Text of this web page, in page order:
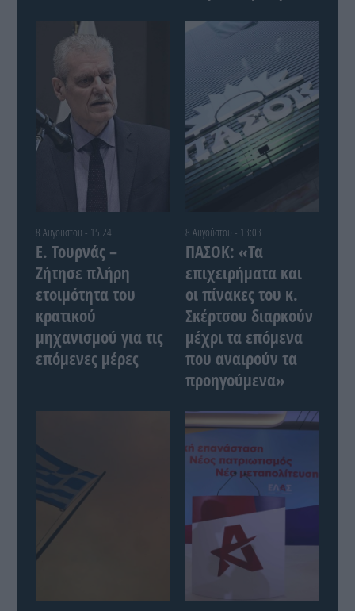
8 Αυγούστου - 15:24
Ε. Τουρνάς –
Ζήτησε πλήρη
ετοιμότητα του
κρατικού
μηχανισμού για τις
επόμενες μέρες
8 Αυγούστου - 13:03
ΠΑΣΟΚ: «Τα
επιχειρήματα και
οι πίνακες του κ.
Σκέρτσου διαρκούν
μέχρι τα επόμενα
που αναιρούν τα
προηγούμενα»